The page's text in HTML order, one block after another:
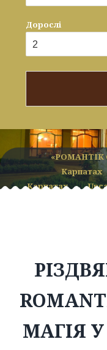
Дорослі
«РОМАНТІК
Карпатах
Карпатах →
МАГІЯ